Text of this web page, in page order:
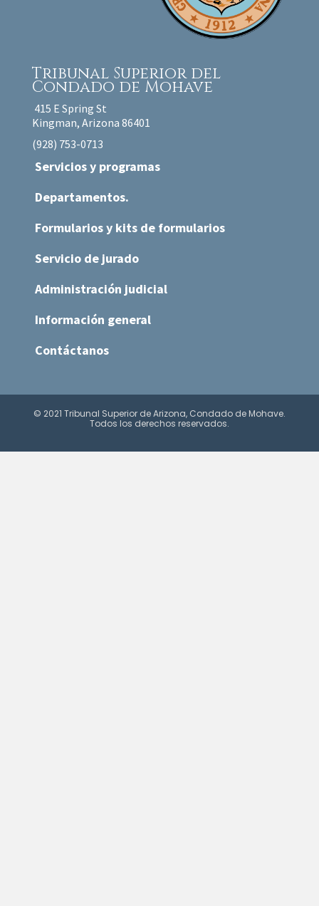
Tribunal Superior del
Condado de Mohave
415 E Spring St
Kingman, Arizona 86401
(928) 753-0713
Servicios y programas
Departamentos.
Formularios y kits de formularios
Servicio de jurado
Administración judicial
Información general
Contáctanos
© 2021 Tribunal Superior de Arizona, Condado de Mohave.
Todos los derechos reservados.